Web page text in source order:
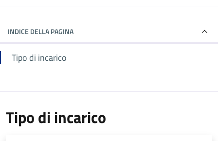
INDICE DELLA PAGINA
Tipo di incarico
Tipo di incarico